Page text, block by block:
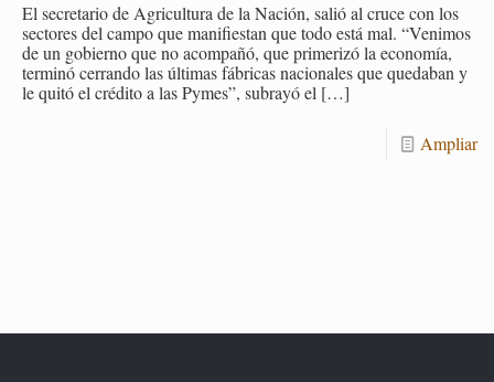
El se­cre­ta­rio de Agri­cul­tu­ra de la Na­ción, salió al cruce con los
sec­to­res del campo que ma­ni­fies­tan que todo está mal. “Ve­ni­mos
de un go­bierno que no acom­pa­ñó, que pri­me­ri­zó la eco­no­mía,
ter­mi­nó ce­rran­do las úl­ti­mas fá­bri­cas na­cio­na­les que que­da­ban y
le quitó el cré­di­to a las Pymes”, sub­ra­yó el […]
Am­pliar